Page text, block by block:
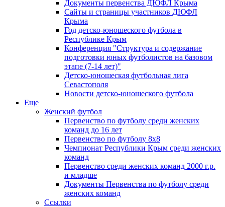
Документы первенства ДЮФЛ Крыма
Сайты и страницы участников ДЮФЛ
Крыма
Год детско-юношеского футбола в
Республике Крым
Конференция "Структура и содержание
подготовки юных футболистов на базовом
этапе (7-14 лет)"
Детско-юношеская футбольная лига
Севастополя
Новости детско-юношеского футбола
Еще
Женский футбол
Первенство по футболу среди женских
команд до 16 лет
Первенство по футболу 8х8
Чемпионат Республики Крым среди женских
команд
Первенство среди женских команд 2000 г.р.
и младше
Документы Первенства по футболу среди
женских команд
Ссылки